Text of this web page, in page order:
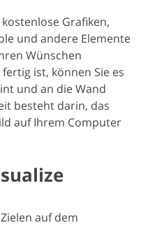
Grafiken,
und andere Elemente
Wünschen
ist, können Sie es
und an die Wand
besteht darin, das
auf Ihrem Computer
auf dem